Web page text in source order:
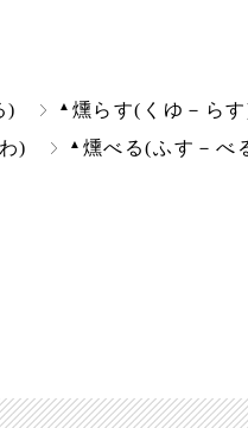
) ▲ 燻らす(くゆ－ら
) ▲ 燻べる(ふす－べ